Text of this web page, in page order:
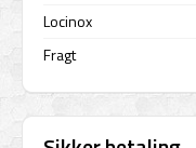
Locinox
Fragt